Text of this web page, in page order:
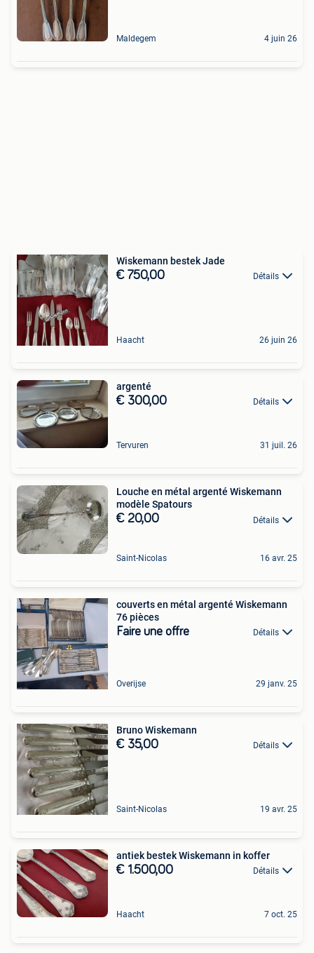
Maldegem 4 juin 26
Wiskemann bestek Jade
€ 750,00 Détails
Haacht 26 juin 26
argenté
€ 300,00 Détails
Tervuren 31 juil. 26
Louche en métal argenté Wiskemann
modèle Spatours
€ 20,00 Détails
Saint-Nicolas 16 avr. 25
couverts en métal argenté Wiskemann
76 pièces
Faire une offre Détails
Overijse 29 janv. 25
Bruno Wiskemann
€ 35,00 Détails
Saint-Nicolas 19 avr. 25
antiek bestek Wiskemann in koffer
€ 1.500,00 Détails
Haacht 7 oct. 25